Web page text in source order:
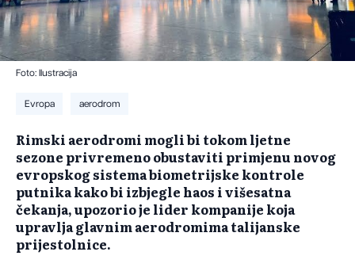
Foto: Ilustracija
Evropa aerodrom
Rimski aerodromi mogli bi tokom ljetne
sezone privremeno obustaviti primjenu novog
evropskog sistema biometrijske kontrole
putnika kako bi izbjegle haos i višesatna
čekanja, upozorio je lider kompanije koja
upravlja glavnim aerodromima talijanske
prijestolnice.